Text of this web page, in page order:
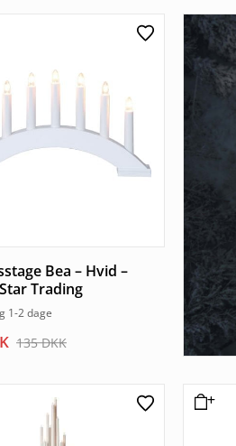
pris
var:
135
pris
er:
115
Bea – Hvid –
Trading
1-2 dage
135DKK